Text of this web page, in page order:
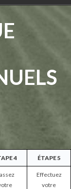
4 ÉTAPE 5
Effectuez
votre